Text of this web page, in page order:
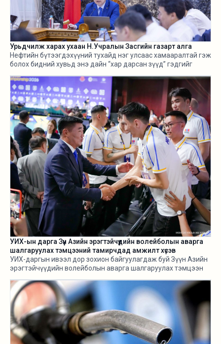
Урьдчилж харах ухаан Н.Учралын Засгийн газарт алга
Нефтийн бүтээгдэхүүний тухайд нэг улсаас хамааралтай гэж
болох бидний хувьд энэ дайн “хар дарсан зүүд” гэдгийг
бүхнийг бодитой тооцож, болзошгүй эрсдэл, хүндрэлийг
урьдчилж харж, хариу арга хэмжээ авах ухаан Н.Учралын
Засгийн газарт ч алга.
УИХ-ын дарга Зүүн Азийн эрэгтэйчүүдийн волейболын аварга
шалгаруулах тэмцээний тамирчдад амжилт хүсэв
УИХ-даргын ивээл дор зохион байгуулагдаж буй Зүүн Азийн
эрэгтэйчүүдийн волейболын аварга шалгаруулах тэмцээн